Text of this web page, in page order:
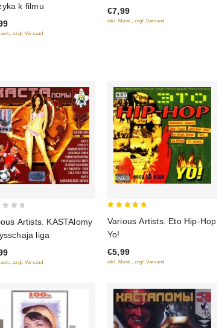
k filmu
zzgl. Versand
of
5
€7,99
inkl. Mwst., zzgl. Versand
Artists. KASTAlomy
liga
zzgl. Versand
Various Artists. Eto Hip-Hop
Yo!
€5,99
inkl. Mwst., zzgl. Versand